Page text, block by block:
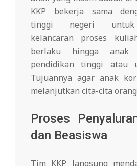
KKP bekerja sama
tinggi negeri untuk
kelancaran proses
berlaku hingga anak
pendidikan tinggi atau
Tujuannya agar anak
melanjutkan cita-cita
Proses
dan Beasiswa
Tim KKP langsung